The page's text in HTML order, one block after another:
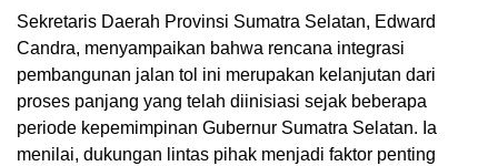
Sekretaris Daerah Provinsi Sumatra Selatan, Edward
Candra, menyampaikan bahwa rencana integrasi
pembangunan jalan tol ini merupakan kelanjutan dari
proses panjang yang telah diinisiasi sejak beberapa
periode kepemimpinan Gubernur Sumatra Selatan. Ia
menilai, dukungan lintas pihak menjadi faktor penting